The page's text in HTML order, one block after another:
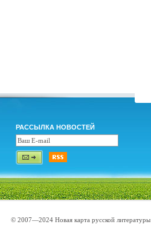
РАССЫЛКА НОВОСТЕЙ
© 2007—2024 Новая карта русской литературы